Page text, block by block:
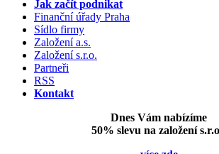
Jak začít podnikat
Finanční úřady Praha
Sídlo firmy
Založení a.s.
Založení s.r.o.
Partneři
RSS
Kontakt
Dnes Vám nabízíme
50% slevu na založení